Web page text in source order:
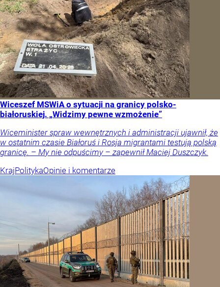
Wiceszef MSWiA o sytuacji na granicy polsko-
białoruskiej. „Widzimy pewne wzmożenie”
Wiceminister spraw wewnętrznych i administracji ujawnił, że
w ostatnim czasie Białoruś i Rosja migrantami testują polską
granicę. – My nie odpuścimy – zapewnił Maciej Duszczyk.
KrajPolitykaOpinie i komentarze